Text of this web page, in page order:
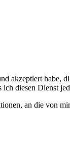
akzeptiert habe,
diesen Dienst
an die von mir